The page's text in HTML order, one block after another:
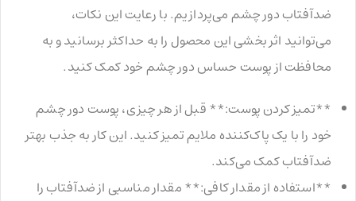
ضدآفتاب دور چشم می‌پردازیم. با رعایت این نکات،
می‌توانید اثر بخشی این محصول را به حداکثر برسانید و به
محافظت از پوست حساس دور چشم خود کمک کنید.
**تمیز کردن پوست:** قبل از هر چیزی، پوست دور چشم
خود را با یک پاک‌کننده ملایم تمیز کنید. این کار به جذب بهتر
ضدآفتاب کمک می‌کند.
**استفاده از مقدار کافی:** مقدار مناسبی از ضدآفتاب را